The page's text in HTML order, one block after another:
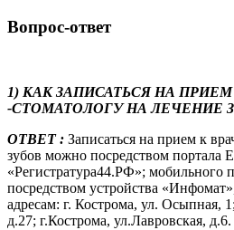
Вопрос-ответ
1) КАК ЗАПИСАТЬСЯ НА
-СТОМАТОЛОГУ НА ЛЕЧЕНИЕ
ОТВЕТ : Записаться на прием к
зубов можно посредством портала
«Регистратура44.РФ»; мобильного
посредством устройства
адресам: г. Кострома, ул. Осыпная,
д.27; г.Кострома, ул.Лавровская, д.6.